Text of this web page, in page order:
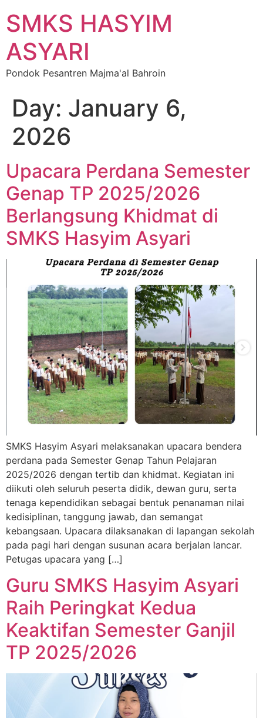
SMKS HASYIM
ASYARI
Pondok Pesantren Majma'al Bahroin
Day: January 6,
2026
Upacara Perdana Semester
Genap TP 2025/2026
Berlangsung Khidmat di
SMKS Hasyim Asyari
SMKS Hasyim Asyari melaksanakan upacara bendera
perdana pada Semester Genap Tahun Pelajaran
2025/2026 dengan tertib dan khidmat. Kegiatan ini
diikuti oleh seluruh peserta didik, dewan guru, serta
tenaga kependidikan sebagai bentuk penanaman nilai
kedisiplinan, tanggung jawab, dan semangat
kebangsaan. Upacara dilaksanakan di lapangan sekolah
pada pagi hari dengan susunan acara berjalan lancar.
Petugas upacara yang […]
Guru SMKS Hasyim Asyari
Raih Peringkat Kedua
Keaktifan Semester Ganjil
TP 2025/2026